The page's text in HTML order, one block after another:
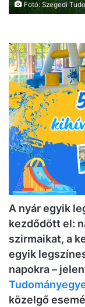
Fotó: Szegedi
A nyár egyik
kezdődött el:
szirmaikat, a
egyik
napokra –
közelgő